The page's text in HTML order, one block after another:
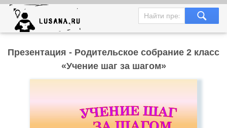
Презентация - Родительское собрание 2 класс
«Учение шаг за шагом»